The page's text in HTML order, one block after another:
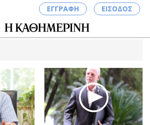
ΕΓΓΡΑΦΗ ΕΙΣΟΔΟΣ
ΣΥΝΔΕΣΗ
Απόψεις
Αρθρογραφία